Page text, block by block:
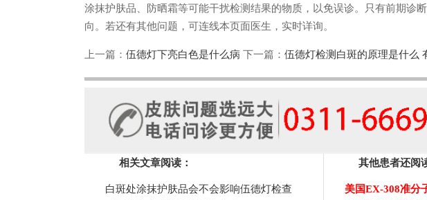
涂抹护肤品、防晒霜等可能干扰检测结果的物质，以免误诊。只有前期诊
向。若还有其他问题，可连线本页面医生，实时详询。
上一篇： 伍德灯下亮白色是什么病 下一篇： 伍德灯检测白斑的原理是什么
相关文章阅读：
白斑处涂抹护肤品会不会影响伍德灯检查
其他患者还阅
美国EX-308准分